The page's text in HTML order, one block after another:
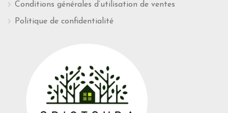
Conditions générales d’utilisation de ventes
Politique de confidentialité